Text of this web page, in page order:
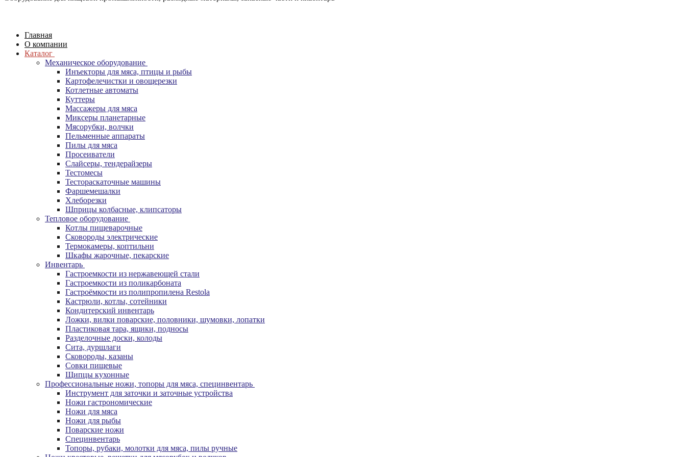
Главная
О компании
Каталог
Механическое оборудование
Инъекторы для мяса, птицы и рыбы
Картофелечистки и овощерезки
Котлетные автоматы
Куттеры
Массажеры для мяса
Миксеры планетарные
Мясорубки, волчки
Пельменные аппараты
Пилы для мяса
Просеиватели
Слайсеры, тендерайзеры
Тестомесы
Тестораскаточные машины
Фаршемешалки
Хлеборезки
Шприцы колбасные, клипсаторы
Тепловое оборудование
Котлы пищеварочные
Сковороды электрические
Термокамеры, коптильни
Шкафы жарочные, пекарские
Инвентарь
Гастроемкости из нержавеющей стали
Гастроемкости из поликарбоната
Гастроёмкости из полипропилена Restola
Кастрюли, котлы, сотейники
Кондитерский инвентарь
Ложки, вилки поварские, половники, шумовки, лопатки
Пластиковая тара, ящики, подносы
Разделочные доски, колоды
Сита, дуршлаги
Сковороды, казаны
Совки пищевые
Щипцы кухонные
Профессиональные ножи, топоры для мяса, специнвентарь
Инструмент для заточки и заточные устройства
Ножи гастрономические
Ножи для мяса
Ножи для рыбы
Поварские ножи
Специнвентарь
Топоры, рубаки, молотки для мяса, пилы ручные